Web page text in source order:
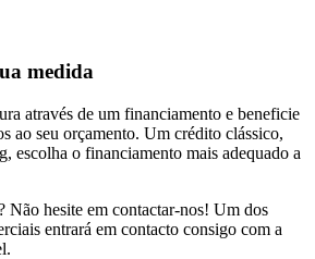
medida
através de um financiamento e beneficie
ao seu orçamento. Um crédito clássico,
escolha o financiamento mais adequado a
Não hesite em contactar-nos! Um dos
entrará em contacto consigo com a